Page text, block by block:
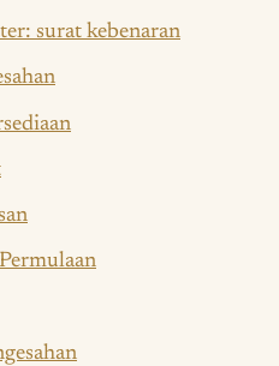
surat kebenaran